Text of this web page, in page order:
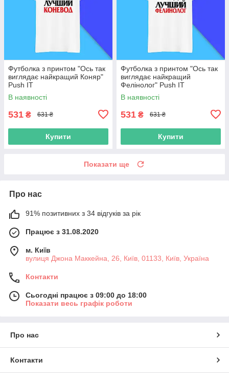
Футболка з принтом "Ось так
виглядає найкращий Коняр"
Push IT
В наявності
531 ₴ 631 ₴
Купити
Футболка з принтом "Ось так
виглядає найкращий
Фелінолог" Push IT
В наявності
531 ₴ 631 ₴
Купити
Показати ще
Про нас
91% позитивних з 34 відгуків за рік
Працює з 31.08.2020
м. Київ
вулиця Джона Маккейна, 26, Київ, 01133, Київ, Україна
Контакти
Сьогодні працює з 09:00 до 18:00
Показати весь графік роботи
Про нас
Контакти